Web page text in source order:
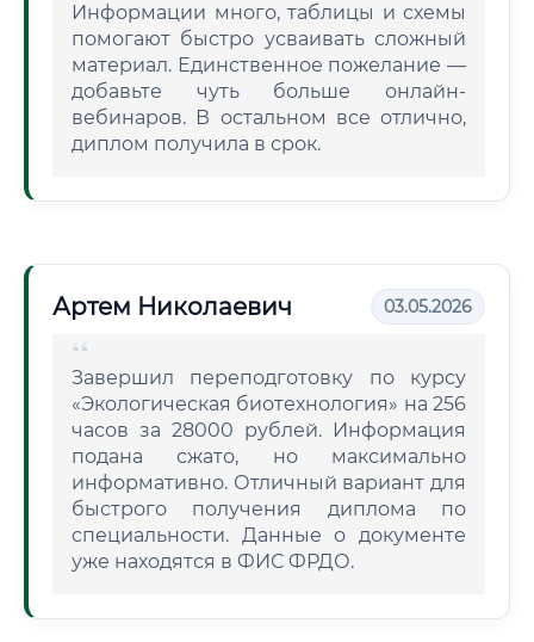
Информации много, таблицы и схемы
помогают быстро усваивать сложный
материал. Единственное пожелание —
добавьте чуть больше онлайн-
вебинаров. В остальном все отлично,
диплом получила в срок.
Артем Николаевич 03.05.2026
Завершил переподготовку по курсу
«Экологическая биотехнология» на 256
часов за 28000 рублей. Информация
подана сжато, но максимально
информативно. Отличный вариант для
быстрого получения диплома по
специальности. Данные о документе
уже находятся в ФИС ФРДО.